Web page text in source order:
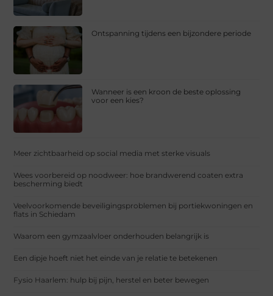
Ontspanning tijdens een bijzondere periode
Wanneer is een kroon de beste oplossing
voor een kies?
Meer zichtbaarheid op social media met sterke visuals
Wees voorbereid op noodweer: hoe brandwerend coaten extra
bescherming biedt
Veelvoorkomende beveiligingsproblemen bij portiekwoningen en
flats in Schiedam
Waarom een gymzaalvloer onderhouden belangrijk is
Een dipje hoeft niet het einde van je relatie te betekenen
Fysio Haarlem: hulp bij pijn, herstel en beter bewegen